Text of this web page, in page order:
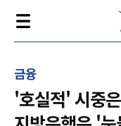
금융
'호실적' 시중